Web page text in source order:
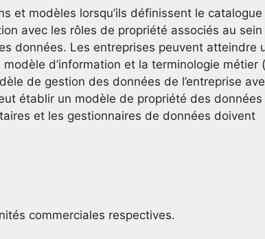
et modèles lorsqu’ils définissent le catalogue
avec les rôles de propriété associés au sein
données. Les entreprises peuvent atteindre
d’information et la terminologie métier
de gestion des données de l’entreprise
établir un modèle de propriété des données
et les gestionnaires de données doivent
commerciales respectives.